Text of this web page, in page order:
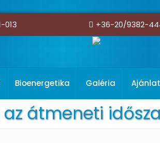
013 +36-20/9382-
Bioenergetika Galéria
átmeneti